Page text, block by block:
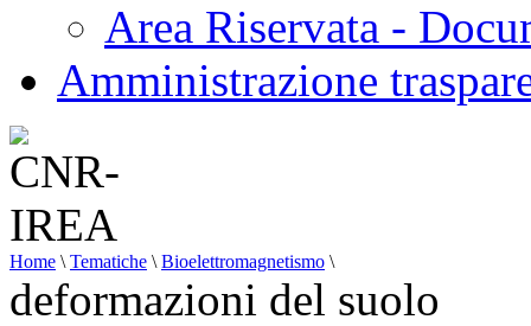
Area Riservata -
Amministrazione
Home \ Tematiche \ Bioelettromagnetismo \
deformazioni del suolo